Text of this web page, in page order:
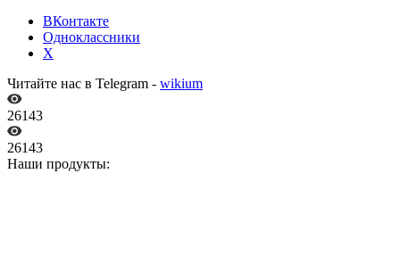
ВКонтакте
Одноклассники
X
Читайте нас в Telegram - wikium
26143
26143
Наши продукты: